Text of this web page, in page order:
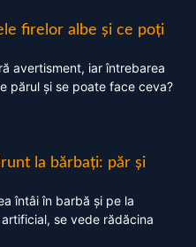
firelor albe și ce poți
avertisment, iar întrebarea
părul și se poate face ceva?
la bărbați: păr și
întâi în barbă și pe la
se vede rădăcina